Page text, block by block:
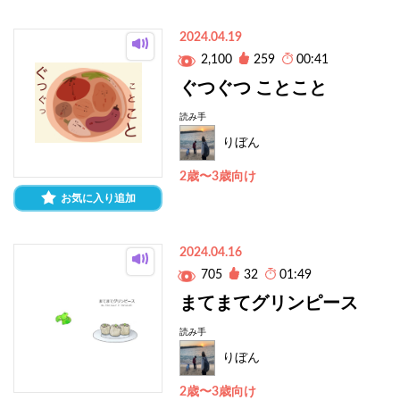
お気に入り追加
2024.04.19
2,100
259 00:41
ぐつぐつ ことこと
読み手
りぼん
2歳〜3歳向け
2024.04.16
705
32 01:49
まてまてグリンピース
読み手
りぼん
2歳〜3歳向け